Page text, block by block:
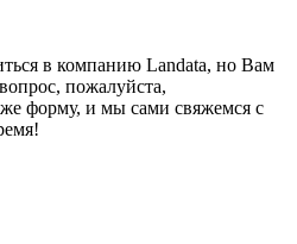
в компанию Landata, но Вам
пожалуйста,
форму, и мы сами свяжемся с